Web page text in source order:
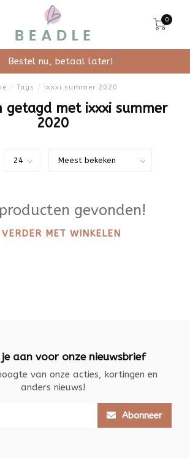
0
Bestel nu, betaal later!
/ Tags / ixxxi summer 2020
getagd met ixxxi summer
2020
gevonden!
MET WINKELEN
aan voor onze nieuwsbrief
van onze acties, kortingen en
anders nieuws!
Abonneer